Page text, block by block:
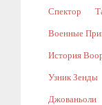
Спектор
Военные
История
Узник Зенды
Джованьоли